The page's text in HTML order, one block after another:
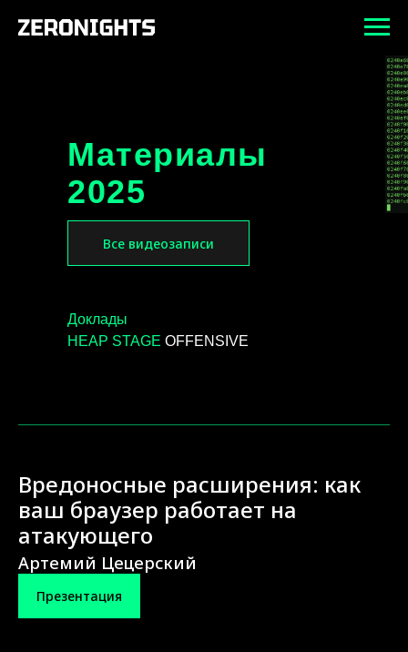
Материалы
2025
Все видеозаписи
Доклады
HEAP STAGE OFFENSIVE
Вредоносные расширения: как
ваш браузер работает на
атакующего
Артемий Цецерский
Презентация